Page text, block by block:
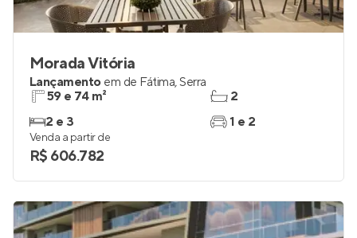
Morada Vitória
Lançamento em de Fátima,Serra
59 e 74 m²
2 e 3
2
1 e 2
Venda a partir de
R$ 606.782